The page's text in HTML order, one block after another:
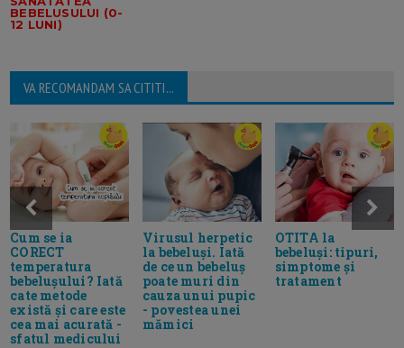
BEBELUSULUI (0-
12 LUNI)
VA RECOMANDAM SA CITITI...
Cum se ia
CORECT
temperatura
bebelușului? Iată
cate metode
există și care este
cea mai acurată -
sfatul medicului
Virusul herpetic
la bebeluși. Iată
de ce un bebeluș
poate muri din
cauza unui pupic
- povestea unei
mămici
OTITA la
bebeluși: tipuri,
simptome și
tratament